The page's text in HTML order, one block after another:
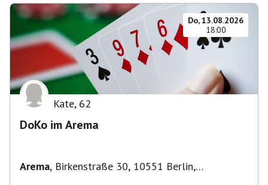
Do, 13.08.2026
18:00
Kate, 62
DoKo im Arema
Arema, Birkenstraße 30, 10551 Berlin,